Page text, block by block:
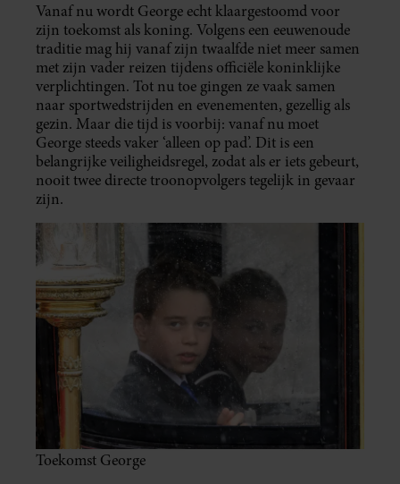
Vanaf nu wordt George echt klaargestoomd voor
zijn toekomst als koning. Volgens een eeuwenoude
traditie mag hij vanaf zijn twaalfde niet meer samen
met zijn vader reizen tijdens officiële koninklijke
verplichtingen. Tot nu toe gingen ze vaak samen
naar sportwedstrijden en evenementen, gezellig als
gezin. Maar die tijd is voorbij: vanaf nu moet
George steeds vaker ‘alleen op pad’. Dit is een
belangrijke veiligheidsregel, zodat als er iets gebeurt,
nooit twee directe troonopvolgers tegelijk in gevaar
zijn.
Toekomst George